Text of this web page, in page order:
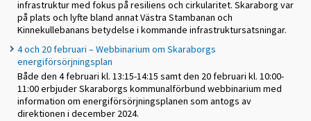
infrastruktur med fokus på resiliens och cirkularitet. Skaraborg var
på plats och lyfte bland annat Västra Stambanan och
Kinnekullebanans betydelse i kommande infrastruktursatsningar.
4 och 20 februari – Webbinarium om Skaraborgs
energiförsörjningsplan
Både den 4 februari kl. 13:15-14:15 samt den 20 februari kl. 10:00-
11:00 erbjuder Skaraborgs kommunalförbund webbinarium med
information om energiförsörjningsplanen som antogs av
direktionen i december 2024.